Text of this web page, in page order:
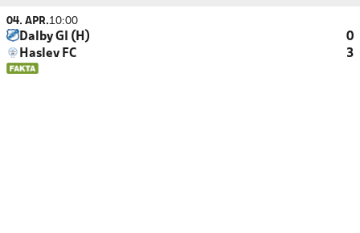
04. APR.10:00
Dalby GI (H)
0
Haslev FC
3